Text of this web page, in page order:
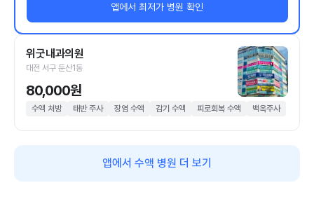
앱에서 최저가 병원 확인
위굿내과의원
대전 서구 둔산1동
80,000원
수액 처방 태반 주사 장염 수액 감기 수액 피로회복 수액 백옥주사
앱에서 수액 병원 더 보기